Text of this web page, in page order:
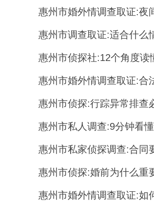
惠州市婚外情调查取证:夜
惠州市调查取证:适合什么
惠州市侦探社:12个角度
惠州市婚外情调查取证:合
惠州市侦探:行踪异常排查
惠州市私人调查:9分钟看
惠州市私家侦探调查:合同
惠州市侦探:婚前为什么重
惠州市婚外情调查取证:如